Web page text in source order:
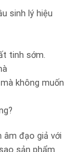
sinh lý hiệu
tinh sớm.
không muốn
âm đạo giả với
sản phẩm